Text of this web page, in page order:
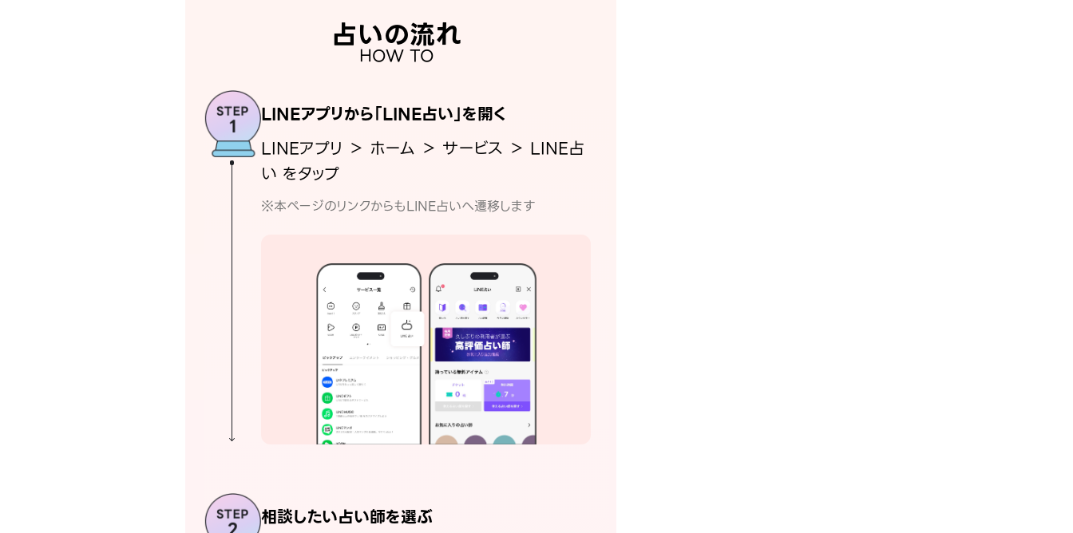
占いの流れ
HOW TO
LINEアプリから「LINE占い」を開く
LINEアプリ ＞ ホーム ＞ サービス ＞ LINE占
い をタップ
※本ページのリンクからもLINE占いへ遷移します
相談したい占い師を選ぶ